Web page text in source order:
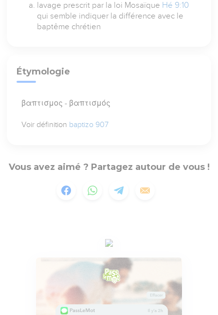
lavage prescrit par la loi Mosaïque Hé 9:10
qui semble indiquer la différence avec le
baptême chrétien
Étymologie
βαπτισμος - βαπτισμός
Voir définition baptizo 907
Vous avez aimé ? Partagez autour de vous !